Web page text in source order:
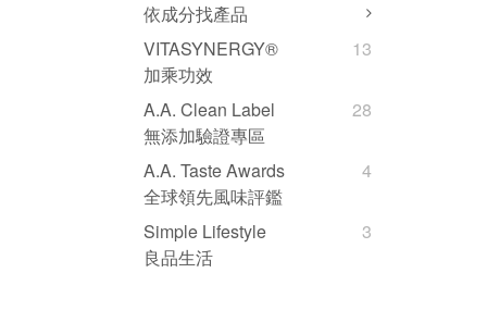
依成分找產品
VITASYNERGY®
加乘功效
13
A.A. Clean Label
無添加驗證專區
28
A.A. Taste Awards
全球領先風味評鑑
4
Simple Lifestyle
良品生活
3